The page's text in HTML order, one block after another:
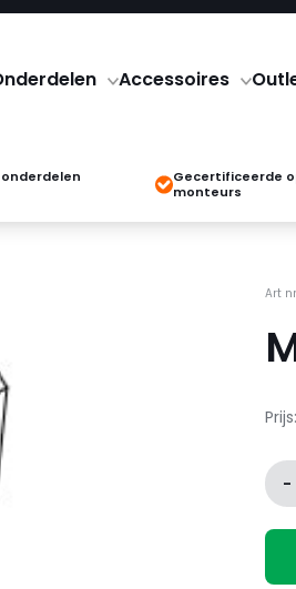
Accessoires
onderdelen
Gecertificeerde
monteurs
Art
Prijs:
-